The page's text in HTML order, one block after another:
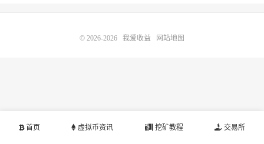
首页 虚拟币资讯 挖矿教程 交易所
© 2026-2026 我爱收益 网站地图